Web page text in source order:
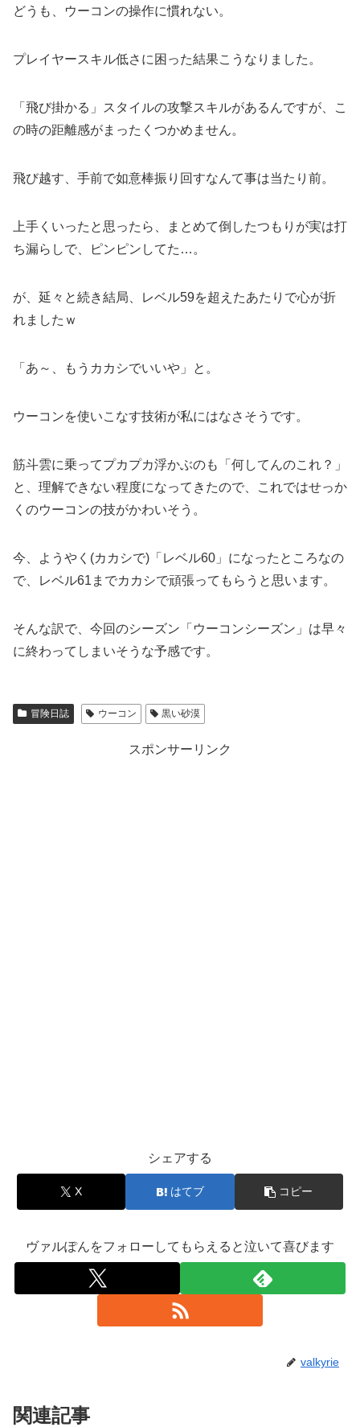
どうも、ウーコンの操作に慣れない。
プレイヤースキル低さに困った結果こうなりました。
「飛び掛かる」スタイルの攻撃スキルがあるんですが、こ
の時の距離感がまったくつかめません。
飛び越す、手前で如意棒振り回すなんて事は当たり前。
上手くいったと思ったら、まとめて倒したつもりが実は打
ち漏らしで、ピンピンしてた…。
が、延々と続き結局、レベル59を超えたあたりで心が折
れましたｗ
「あ～、もうカカシでいいや」と。
ウーコンを使いこなす技術が私にはなさそうです。
筋斗雲に乗ってプカプカ浮かぶのも「何してんのこれ？」
と、理解できない程度になってきたので、これではせっか
くのウーコンの技がかわいそう。
今、ようやく(カカシで)「レベル60」になったところなの
で、レベル61までカカシで頑張ってもらうと思います。
そんな訳で、今回のシーズン「ウーコンシーズン」は早々
に終わってしまいそうな予感です。
冒険日誌 ウーコン 黒い砂漠
スポンサーリンク
シェアする
X はてブ コピー
ヴァルぽんをフォローしてもらえると泣いて喜びます
valkyrie
関連記事